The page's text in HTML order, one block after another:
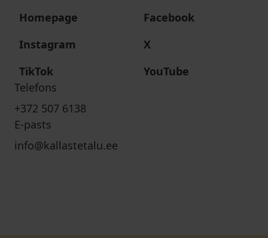
Homepage
Facebook
Instagram
X
TikTok
YouTube
Telefons
+372 507 6138
E-pasts
info@kallastetalu.ee